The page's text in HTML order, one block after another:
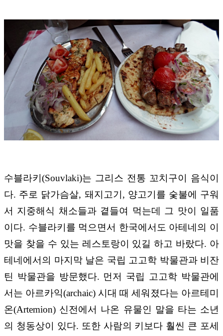
수블라키(Souvlaki)는 그리스 전통 꼬치구이 음식이
다. 주로 닭가슴살, 돼지고기, 양고기를 숯불에 구워
서 지중해식 채소들과 곁들여 먹는데 그 맛이 일품
이다. 수블라키를 먹으면서 한국에서도 아테네의 이
맛을 찾을 수 있는 레스토랑이 있길 하고 바랐다. 아
테네에서의 마지막 날은 국립 고고학 박물관과 비잔
틴 박물관을 방문했다. 먼저 국립 고고학 박물관에
서는 아르카익(archaic) 시대 때 세워졌다는 아르테미
온(Artemion) 신전에서 나온 유물인 말을 타는 소년
의 청동상이 있다. 또한 사람의 키보다 훨씬 큰 포세